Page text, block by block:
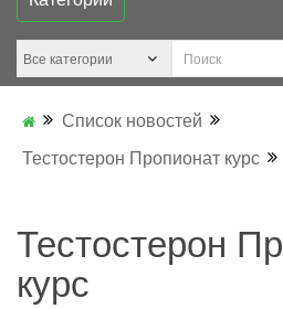
Список новостей
Тестостерон Пропионат курс
Тестостерон
курс